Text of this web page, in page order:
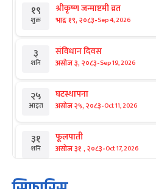
१९
शुक्र
श्रीकृष्ण जन्माष्टमी व्रत
भाद्र १९, २०८३-Sep 4, 2026
३
शनि
संविधान दिवस
असोज ३, २०८३-Sep 19, 2026
२५
आइत
घटस्थापना
असोज २५, २०८३-Oct 11, 2026
३१
शनि
फूलपाती
असोज ३१ , २०८३-Oct 17, 2026
१ कार्तिक सङ्क्रान्ति